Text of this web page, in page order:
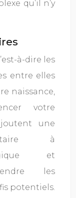
qu’il n’y
à-dire les
entre elles
naissance,
votre
une
à
et
les
potentiels.